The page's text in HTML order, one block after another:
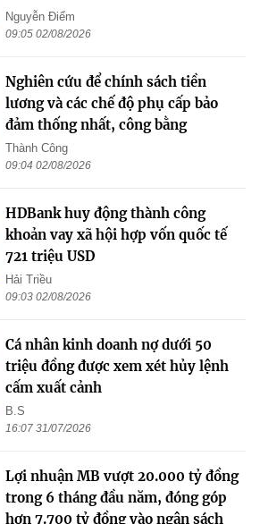
Nguyễn Điểm
09:05 02/08/2026
Nghiên cứu để chính sách tiền
lương và các chế độ phụ cấp bảo
đảm thống nhất, công bằng
Thành Công
09:04 02/08/2026
HDBank huy động thành công
khoản vay xã hội hợp vốn quốc tế
721 triệu USD
Hải Triều
09:03 02/08/2026
Cá nhân kinh doanh nợ dưới 50
triệu đồng được xem xét hủy lệnh
cấm xuất cảnh
B.S
16:07 31/07/2026
Lợi nhuận MB vượt 20.000 tỷ đồng
trong 6 tháng đầu năm, đóng góp
hơn 7.700 tỷ đồng vào ngân sách